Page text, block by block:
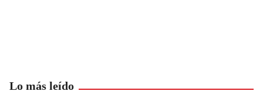
Lo más leído